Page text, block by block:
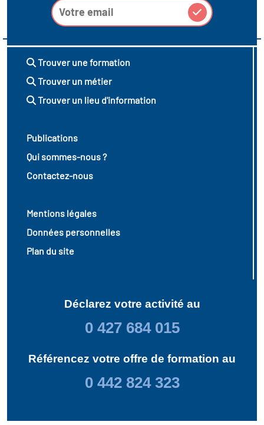
Trouver une formation
Trouver un métier
Trouver un lieu d'information
Publications
Qui sommes-nous ?
Contactez-nous
Mentions légales
Données personnelles
Plan du site
Déclarez votre activité au
0 427 684 015
Référencez votre offre de formation au
0 442 824 323